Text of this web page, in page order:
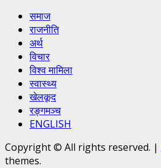
समाज
राजनीति
अर्थ
विचार
विश्व मामिला
स्वास्थ्य
खेलकूद
रङ्गमञ्च
ENGLISH
Copyright © All rights reserved. |
themes.